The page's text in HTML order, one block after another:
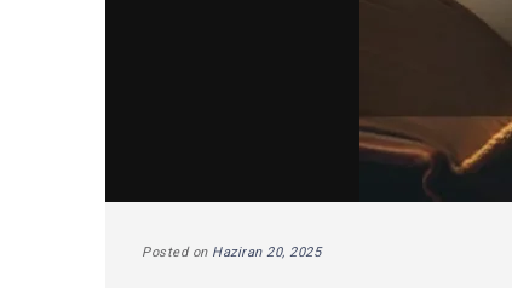
Posted on Haziran 20, 2025